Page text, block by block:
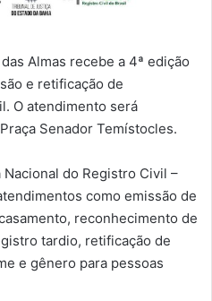
Almas recebe a 4ª edição
e retificação de
O atendimento será
Senador Temístocles.
Nacional do Registro Civil –
como emissão de
reconhecimento de
tardio, retificação de
e gênero para pessoas